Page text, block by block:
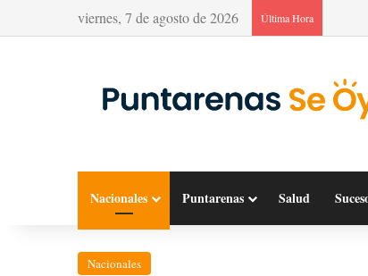
viernes, 7 de agosto de 2026 Última Hora
Nacionales Puntarenas Salud
Nacionales